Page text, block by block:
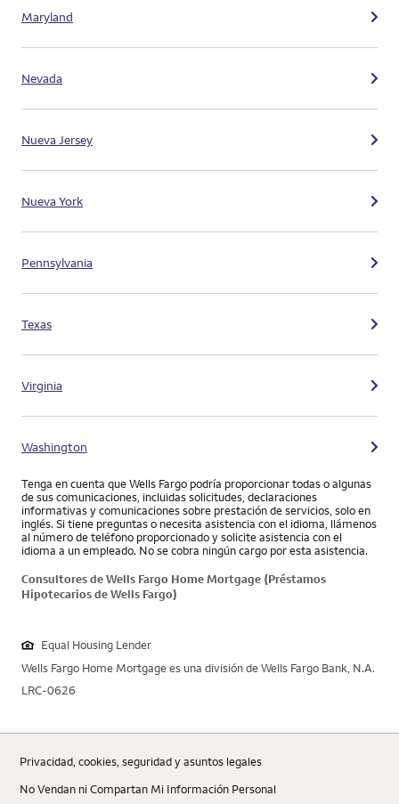
Maryland
Nevada
Nueva Jersey
Nueva York
Pennsylvania
Texas
Virginia
Washington
Tenga en cuenta que Wells Fargo podría proporcionar todas o algunas
de sus comunicaciones, incluidas solicitudes, declaraciones
informativas y comunicaciones sobre prestación de servicios, solo en
inglés. Si tiene preguntas o necesita asistencia con el idioma, llámenos
al número de teléfono proporcionado y solicite asistencia con el
idioma a un empleado. No se cobra ningún cargo por esta asistencia.
Consultores de Wells Fargo Home Mortgage (Préstamos
Hipotecarios de Wells Fargo)
Equal Housing Lender
Wells Fargo Home Mortgage es una división de Wells Fargo Bank, N.A.
LRC-0626
Privacidad, cookies, seguridad y asuntos legales
No Vendan ni Compartan Mi Información Personal